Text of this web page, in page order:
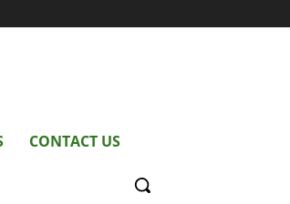
CONTACT US